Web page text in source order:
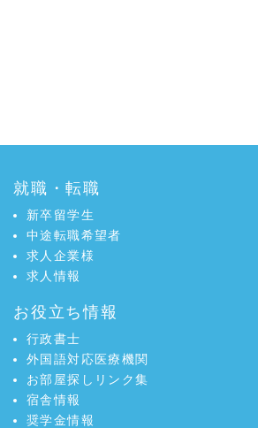
就職・転職
新卒留学生
中途転職希望者
求人企業様
求人情報
お役立ち情報
行政書士
外国語対応医療機関
お部屋探しリンク集
宿舎情報
奨学金情報